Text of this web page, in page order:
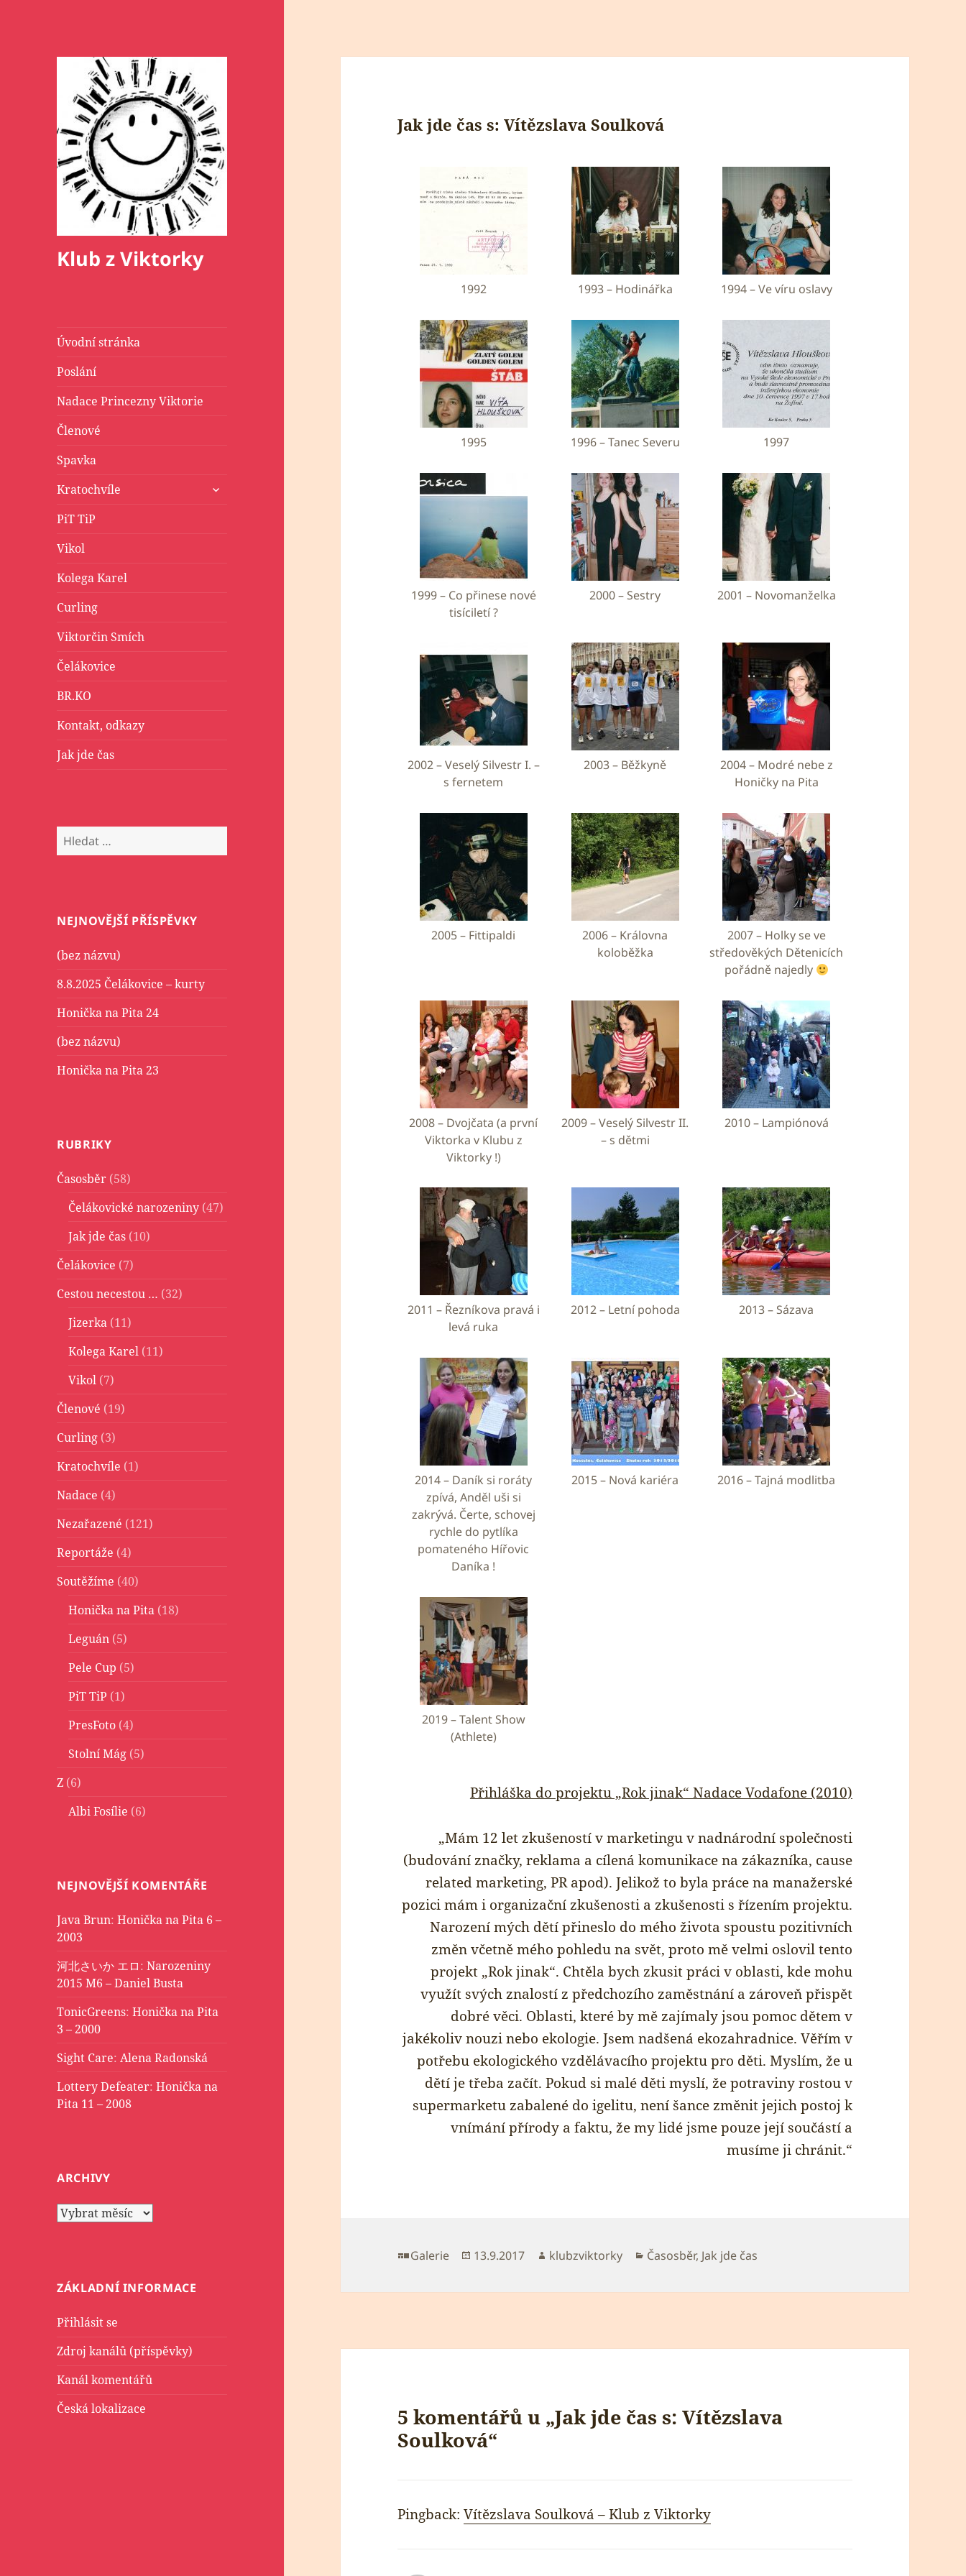
Klub z Viktorky
Úvodní stránka
Poslání
Nadace Princezny Viktorie
Členové
Spavka
Kratochvíle
zobrazit
PiT TiP
Vikol
Kolega Karel
Curling
Viktorčin Smích
Čelákovice
BR.KO
Kontakt, odkazy
Jak jde čas
Vyhledávání
NEJNOVĚJŠÍ PŘÍSPĚVKY
(bez názvu)
8.8.2025 Čelákovice – kurty
Honička na Pita 24
(bez názvu)
Honička na Pita 23
RUBRIKY
Časosběr (58)
Čelákovické narozeniny (47)
Jak jde čas (10)
Čelákovice (7)
Cestou necestou … (32)
Jizerka (11)
Kolega Karel (11)
Vikol (7)
Členové (19)
Curling (3)
Kratochvíle (1)
Nadace (4)
Nezařazené (121)
Reportáže (4)
Soutěžíme (40)
Honička na Pita (18)
Leguán (5)
Pele Cup (5)
PiT TiP (1)
PresFoto (4)
Stolní Mág (5)
Z (6)
Albi Fosílie (6)
NEJNOVĚJŠÍ KOMENTÁŘE
Java Brun:Honička na Pita 6 –
2003
河北さいか エロ:Narozeniny
2015 M6 – Daniel Busta
TonicGreens:Honička na Pita
3 – 2000
Sight Care:Alena Radonská
Lottery Defeater:Honička na
Pita 11 – 2008
ARCHIVY
Archivy
ZÁKLADNÍ INFORMACE
Přihlásit se
Zdroj kanálů (příspěvky)
Kanál komentářů
Česká lokalizace
Jak jde čas s: Vítězslava Soulková
1992 1993 – Hodinářka 1994 – Ve víru oslavy
1995 1996 – Tanec Severu 1997
1999 – Co přinese nové
tisíciletí ?
2000 – Sestry 2001 – Novomanželka
2002 – Veselý Silvestr I. –
s fernetem
2003 – Běžkyně
2004 – Modré nebe z
Honičky na Pita
2005 – Fittipaldi
2006 – Královna
koloběžka
2007 – Holky se ve
středověkých Dětenicích
pořádně najedly
2008 – Dvojčata (a první
Viktorka v Klubu z
Viktorky !)
2009 – Veselý Silvestr II.
– s dětmi
2010 – Lampiónová
2011 – Řezníkova pravá i
levá ruka
2012 – Letní pohoda 2013 – Sázava
2014 – Daník si roráty
zpívá, Anděl uši si
zakrývá. Čerte, schovej
rychle do pytlíka
pomateného Hířovic
Daníka !
2015 – Nová kariéra 2016 – Tajná modlitba
2019 – Talent Show
(Athlete)
Přihláška do projektu „Rok jinak“ Nadace Vodafone (2010)
„Mám 12 let zkušeností v marketingu v nadnárodní společnosti
(budování značky, reklama a cílená komunikace na zákazníka, cause
related marketing, PR apod). Jelikož to byla práce na manažerské
pozici mám i organizační zkušenosti a zkušenosti s řízením projektu.
Narození mých dětí přineslo do mého života spoustu pozitivních
změn včetně mého pohledu na svět, proto mě velmi oslovil tento
projekt „Rok jinak“. Chtěla bych zkusit práci v oblasti, kde mohu
využít svých znalostí z předchozího zaměstnání a zároveň přispět
dobré věci. Oblasti, které by mě zajímaly jsou pomoc dětem v
jakékoliv nouzi nebo ekologie. Jsem nadšená ekozahradnice. Věřím v
potřebu ekologického vzdělávacího projektu pro děti. Myslím, že u
dětí je třeba začít. Pokud si malé děti myslí, že potraviny rostou v
supermarketu zabalené do igelitu, není šance změnit jejich postoj k
vnímání přírody a faktu, že my lidé jsme pouze její součástí a
musíme ji chránit.“
Formát:
Galerie Publikováno:
13.9.2017 Autor:
klubzviktorky Rubriky:
Časosběr, Jak jde čas
5 komentářů u „Jak jde čas s: Vítězslava
Soulková“
Pingback:Vítězslava Soulková – Klub z Viktorky